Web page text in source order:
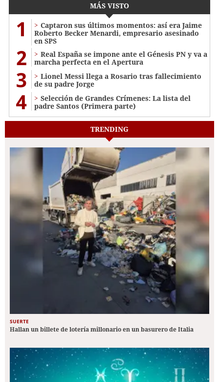
MÁS VISTO
1
Captaron sus últimos momentos: así era Jaime
Roberto Becker Menardi​​​, empresario asesinado
en SPS
2
Real España se impone ante el Génesis PN y va a
marcha perfecta en el Apertura
3
Lionel Messi llega a Rosario tras fallecimiento
de su padre Jorge
4
Selección de Grandes Crímenes: La lista del
padre Santos (Primera parte)
TRENDING
SUERTE
Hallan un billete de lotería millonario en un basurero de Italia